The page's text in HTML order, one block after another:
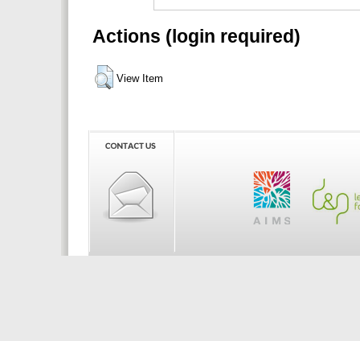
Actions (login required)
View Item